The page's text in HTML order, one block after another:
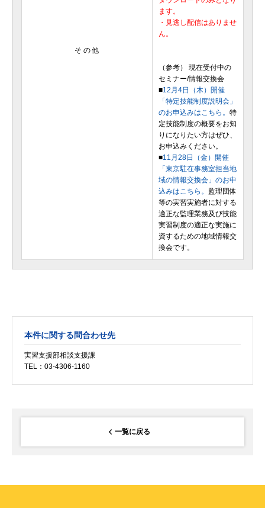
そ の 他
ます。
・見逃し配信はありませ
ん。
（参考） 現在受付中の
セミナー/情報交換会
■12月4日（木）開催
「特定技能制度説明会」
のお申込みはこちら。 特
定技能制度の概要をお知
りになりたい方はぜひ、
お申込みください。
■11月28日（金）開催
「東京駐在事務室担当地
域の情報交換会」のお申
込みはこちら。 監理団体
等の実習実施者に対する
適正な監理業務及び技能
実習制度の適正な実施に
資するための地域情報交
換会です。
本件に関する問合わせ先
実習支援部相談支援課
TEL：03-4306-1160
一覧に戻る